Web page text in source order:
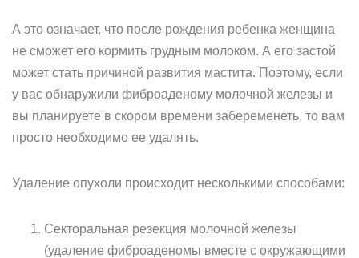
А это означает, что после рождения ребенка женщина
не сможет его кормить грудным молоком. А его застой
может стать причиной развития мастита. Поэтому, если
у вас обнаружили фиброаденому молочной железы и
вы планируете в скором времени забеременеть, то вам
просто необходимо ее удалять.
Удаление опухоли происходит несколькими способами:
Секторальная резекция молочной железы
(удаление фиброаденомы вместе с окружающими